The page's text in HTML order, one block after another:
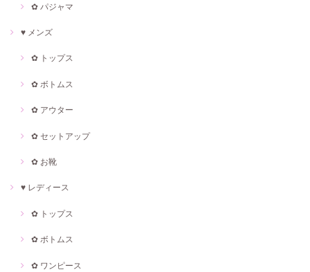
✿ パジャマ
♥ メンズ
✿ トップス
✿ ボトムス
✿ アウター
✿ セットアップ
✿ お靴
♥ レディース
✿ トップス
✿ ボトムス
✿ ワンピース